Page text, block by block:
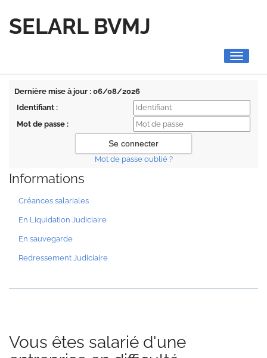
SELARL BVMJ
Toggle
Dernière mise à jour : 06/08/2026
Identifiant :
Mot de passe :
Mot de passe oublié ?
Informations
Créances salariales
En Liquidation Judiciaire
En sauvegarde
Redressement Judiciaire
Vous êtes salarié d'une